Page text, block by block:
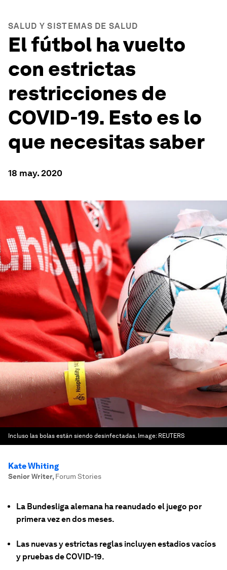
SALUD Y SISTEMAS DE SALUD
El fútbol ha vuelto
con estrictas
restricciones de
COVID-19. Esto es lo
que necesitas saber
18 may. 2020
Incluso las bolas están siendo desinfectadas. Image: REUTERS
Kate Whiting
Senior Writer, Forum Stories
La Bundesliga alemana ha reanudado el juego por
primera vez en dos meses.
Las nuevas y estrictas reglas incluyen estadios vacíos
y pruebas de COVID-19.